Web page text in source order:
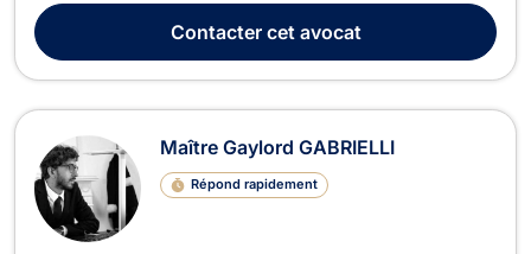
et en droit de la responsabilité civile. Maître Jean-Yves
GYSELINX vous représente en ...
Contactercet avocat
Maître Gaylord GABRIELLI
Répond rapidement